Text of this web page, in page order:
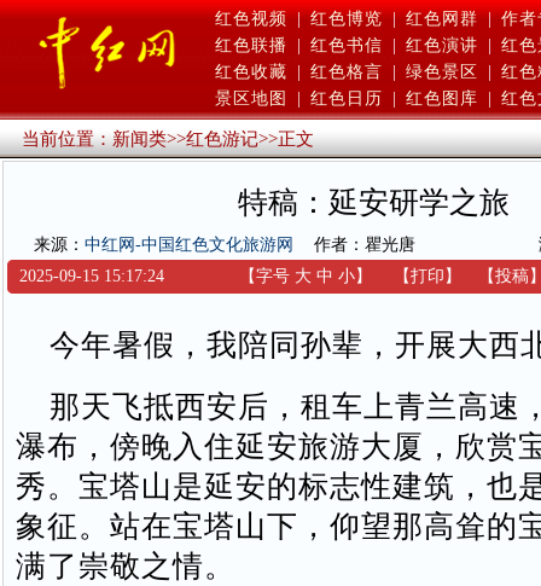
红色视频 | 红色博览 | 红色网群 | 作者
红色联播
红色书信 红色演讲
红色
红色收藏
红色格言 绿色景区
红色
景区地图
红色日历 红色图库 红色
当前位置：新闻类>>红色游记>>正文
特稿：延安研学之旅
来源： 中红网-中国红色文化旅游网 作者：瞿光唐
2025-09-15 15:17:24
【字号 大 中 小】 【打印 】 【投稿
今年暑假，我陪同孙辈，开展大西
那天飞抵西安后，租车上青兰高速
瀑布，傍晚入住延安旅游大厦，欣赏
秀。宝塔山是延安的标志性建筑，也
象征。站在宝塔山下，仰望那高耸的
满了崇敬之情。